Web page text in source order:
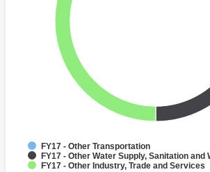
FY17 - Other Transportation
FY17 - Other Water Supply, Sanitation and
FY17 - Other Industry, Trade and Services